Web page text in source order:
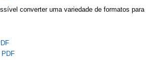
converter uma variedade de formatos para
PDF